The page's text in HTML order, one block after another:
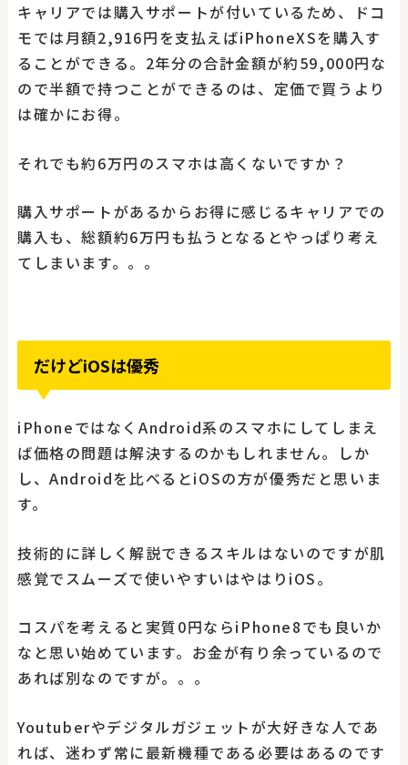
キャリアでは購入サポートが付いているため、ドコ
モでは月額2,916円を支払えばiPhoneXSを購入す
ることができる。2年分の合計金額が約59,000円な
ので半額で持つことができるのは、定価で買うより
は確かにお得。
それでも約6万円のスマホは高くないですか？
購入サポートがあるからお得に感じるキャリアでの
購入も、総額約6万円も払うとなるとやっぱり考え
てしまいます。。。
だけどiOSは優秀
iPhoneではなくAndroid系のスマホにしてしまえ
ば価格の問題は解決するのかもしれません。しか
し、Androidを比べるとiOSの方が優秀だと思いま
す。
技術的に詳しく解説できるスキルはないのですが肌
感覚でスムーズで使いやすいはやはりiOS。
コスパを考えると実質0円ならiPhone8でも良いか
なと思い始めています。お金が有り余っているので
あれば別なのですが。。。
Youtuberやデジタルガジェットが大好きな人であ
れば、迷わず常に最新機種である必要はあるのです